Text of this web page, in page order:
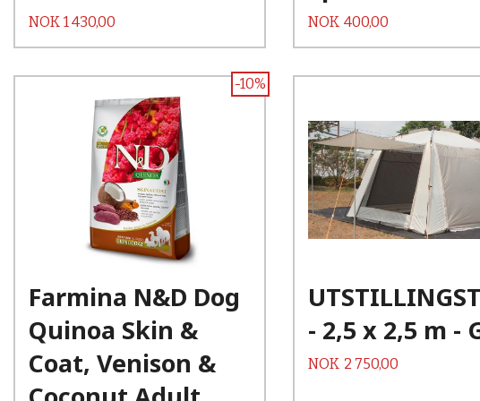
Pris
NOK 1 430,00 Pris
NOK 400,00
Farmina N&D Dog
Quinoa Skin &
Coat, Venison &
-10%
Kjøp
- 2,5 x 2,5 m -
Pris
NOK 2 750,00
Kjøp